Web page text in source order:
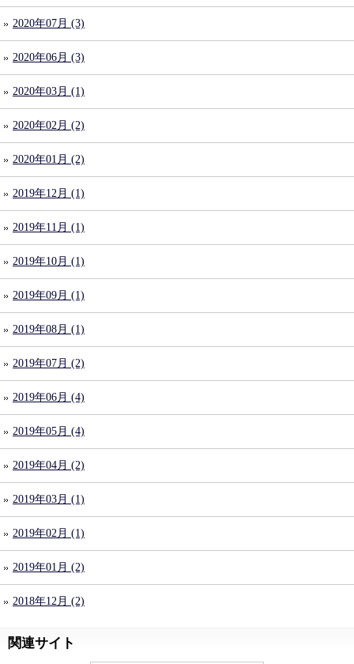
2020年07月 (3)
2020年06月 (3)
2020年03月 (1)
2020年02月 (2)
2020年01月 (2)
2019年12月 (1)
2019年11月 (1)
2019年10月 (1)
2019年09月 (1)
2019年08月 (1)
2019年07月 (2)
2019年06月 (4)
2019年05月 (4)
2019年04月 (2)
2019年03月 (1)
2019年02月 (1)
2019年01月 (2)
2018年12月 (2)
関連サイト